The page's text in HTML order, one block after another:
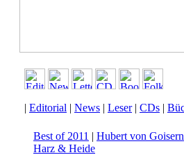
| Editorial | News | Leser| CDs |
Best of 2011 | Hubert von Goisern
Harz & Heide